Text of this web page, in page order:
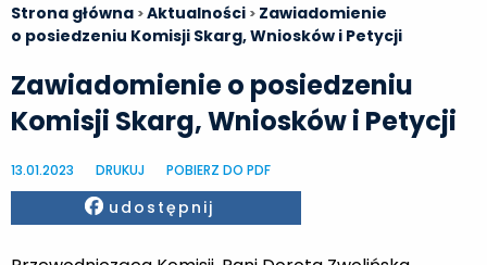
Strona główna >Aktualności > Zawiadomienie
o posiedzeniu Komisji Skarg, Wniosków i Petycji
Zawiadomienie o posiedzeniu
Komisji Skarg, Wniosków i Petycji
13.01.2023 DRUKUJ POBIERZ DO PDF
Facebook
udostępnij